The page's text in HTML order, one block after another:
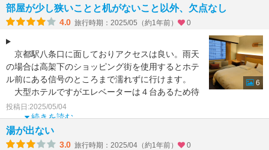
部屋が少し狭いことと机がないこと以外、欠点なし
4.0 旅行時期：2025/05（約1年前） 0
京都駅八条口に面しておりアクセスは良い。雨天
の場合は高架下のショッピング街を使用するとホテ
ル前にある信号のところまで濡れずに行けます。
大型ホテルですがエレベーターは４台あるため待
ち時間は気にな
続きを読む
投稿日:2025/05/04
6
湯が出ない
3.0 旅行時期：2025/04（約1年前） 0